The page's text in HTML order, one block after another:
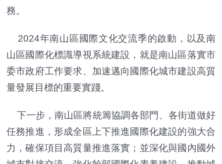
務。
2024年南山區國際文化交流季的啟動，以及南
山區國際化標識導視系統建設，就是南山區落實市
委市政府工作要求、加速邁向國際化城市建設高質
量發展目標的重要實踐。
下一步，南山區將統籌協調各部門、各街道做好
任務推進，形成全區上下推進國際化建設的強大合
力，確保項目高質量推進落實；並深化與國內國外